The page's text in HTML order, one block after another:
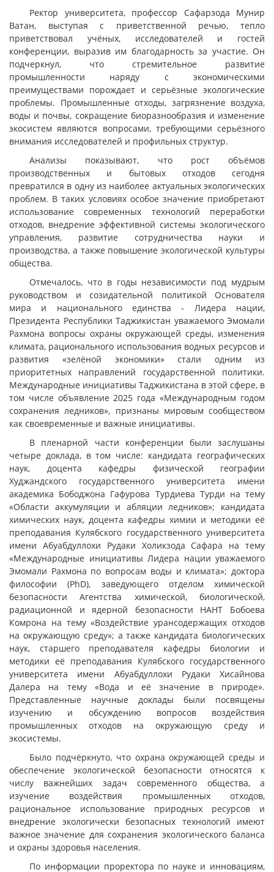
Ректор университета, профессор Сафарзода Мунир
Ватан, выступая с приветственной речью, тепло
приветствовал учёных, исследователей и гостей
конференции, выразив им благодарность за участие. Он
подчеркнул, что стремительное развитие
промышленности наряду с экономическими
преимуществами порождает и серьёзные экологические
проблемы. Промышленные отходы, загрязнение воздуха,
воды и почвы, сокращение биоразнообразия и изменение
экосистем являются вопросами, требующими серьёзного
внимания исследователей и профильных структур.
Анализы показывают, что рост объёмов
производственных и бытовых отходов сегодня
превратился в одну из наиболее актуальных экологических
проблем. В таких условиях особое значение приобретают
использование современных технологий переработки
отходов, внедрение эффективной системы экологического
управления, развитие сотрудничества науки и
производства, а также повышение экологической культуры
общества.
Отмечалось, что в годы независимости под мудрым
руководством и созидательной политикой Основателя
мира и национального единства - Лидера нации,
Президента Республики Таджикистан уважаемого Эмомали
Рахмона вопросы охраны окружающей среды, изменения
климата, рационального использования водных ресурсов и
развития «зелёной экономики» стали одним из
приоритетных направлений государственной политики.
Международные инициативы Таджикистана в этой сфере, в
том числе объявление 2025 года «Международным годом
сохранения ледников», признаны мировым сообществом
как своевременные и важные инициативы.
В пленарной части конференции были заслушаны
четыре доклада, в том числе: кандидата географических
наук, доцента кафедры физической географии
Худжандского государственного университета имени
академика Бободжона Гафурова Турдиева Турди на тему
«Области аккумуляции и абляции ледников»; кандидата
химических наук, доцента кафедры химии и методики её
преподавания Кулябского государственного университета
имени Абуабдуллохи Рудаки Холикзода Сафара на тему
«Международные инициативы Лидера нации уважаемого
Эмомали Рахмона по вопросам воды и климата»; доктора
философии (PhD), заведующего отделом химической
безопасности Агентства химической, биологической,
радиационной и ядерной безопасности НАНТ Бобоева
Комрона на тему «Воздействие урансодержащих отходов
на окружающую среду»; а также кандидата биологических
наук, старшего преподавателя кафедры биологии и
методики её преподавания Кулябского государственного
университета имени Абуабдуллохи Рудаки Хисайнова
Далера на тему «Вода и её значение в природе».
Представленные научные доклады были посвящены
изучению и обсуждению вопросов воздействия
промышленных отходов на окружающую среду и
экосистемы.
Было подчёркнуто, что охрана окружающей среды и
обеспечение экологической безопасности относятся к
числу важнейших задач современного общества, а
изучение воздействия промышленных отходов,
рациональное использование природных ресурсов и
внедрение экологически безопасных технологий имеют
важное значение для сохранения экологического баланса
и охраны здоровья населения.
По информации проректора по науке и инновациям,